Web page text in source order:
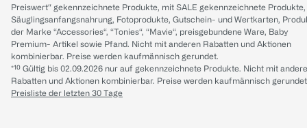
Preiswert“ gekennzeichnete Produkte, mit SALE gekennzeichnete Produkte,
Säuglingsanfangsnahrung, Fotoprodukte, Gutschein- und Wertkarten,
der Marke “Accessories“, “Tonies“, “Mavie“, preisgebundene Ware, Baby
Premium- Artikel sowie Pfand. Nicht mit anderen Rabatten und Aktionen
kombinierbar. Preise werden kaufmännisch gerundet.
*¹⁰ Gültig bis 02.09.2026 nur auf gekennzeichnete Produkte. Nicht mit
Rabatten und Aktionen kombinierbar. Preise werden kaufmännisch
Preisliste der letzten 30 Tage